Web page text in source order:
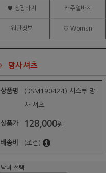
♥ 정장바지 캐주얼바지
원단정보 ♡ Woman
망사셔츠
상품명 (DSM190424) 시스루 망
사 셔츠
상품가 128,000원
배송비 (조건)
남녀 선택